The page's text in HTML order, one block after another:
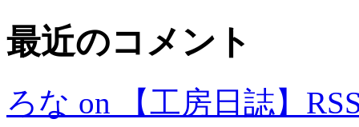
最近のコメント
ろな on 【工房日誌】